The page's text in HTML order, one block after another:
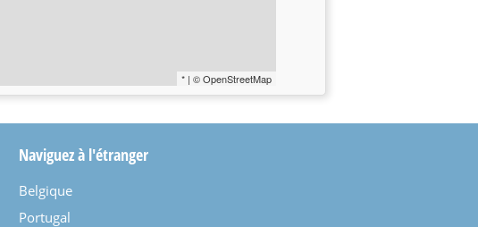
* | © OpenStreetMap
Naviguez à l'étranger
Belgique
Portugal